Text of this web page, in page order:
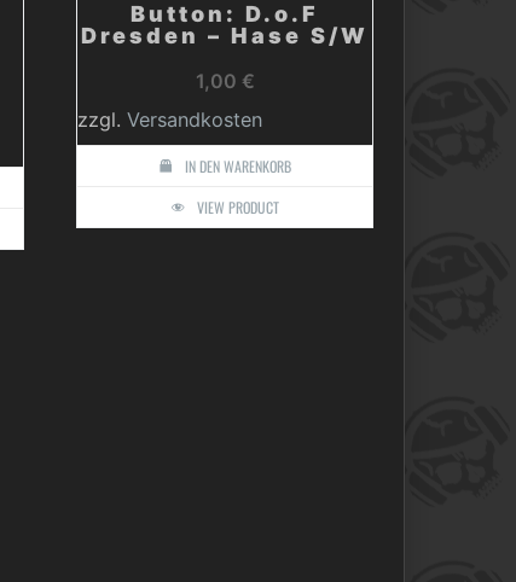
Button: D.o.F
Dresden – Hase S/W
1,00 €
zzgl. Versandkosten
IN DEN WARENKORB
VIEW PRODUCT